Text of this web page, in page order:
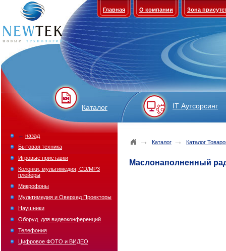
Главная О компании Зона
Каталог IT Аутсорсинг
→ Каталог → Каталог
Маслонаполненный
← назад
Бытовая техника
Игровые приставки
Колонки, мультимедия, CD/MP3
плейеры
Микрофоны
Мультимедия и Оверхед Проекторы
Наушники
Оборуд. для видеоконференций
Телефония
Цифровое ФОТО и ВИДЕО